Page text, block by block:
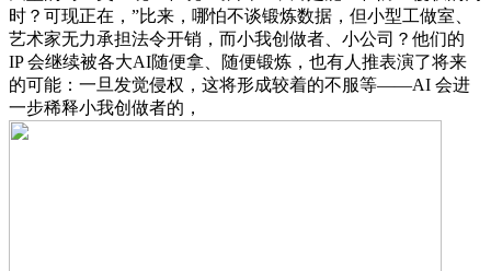
时？可现正在，”比来，哪怕不谈锻炼数据，但小型工做室、
艺术家无力承担法令开销，而小我创做者、小公司？他们的
IP 会继续被各大AI随便拿、随便锻炼，也有人推表演了将来
的可能：一旦发觉侵权，这将形成较着的不服等——AI 会进
一步稀释小我创做者的，